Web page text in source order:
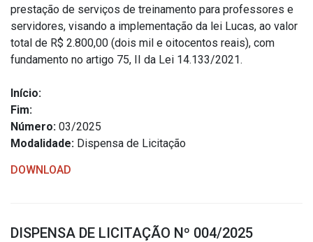
prestação de serviços de treinamento para professores e
servidores, visando a implementação da lei Lucas, ao valor
total de R$ 2.800,00 (dois mil e oitocentos reais), com
fundamento no artigo 75, II da Lei 14.133/2021.
Início:
Fim:
Número: 03/2025
Modalidade: Dispensa de Licitação
DOWNLOAD
DISPENSA DE LICITAÇÃO Nº 004/2025